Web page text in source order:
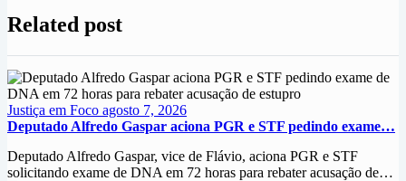
Related post
Justiça em Foco agosto 7, 2026
Deputado Alfredo Gaspar aciona PGR e STF pedindo exame…
Deputado Alfredo Gaspar, vice de Flávio, aciona PGR e STF
solicitando exame de DNA em 72 horas para rebater acusação de…